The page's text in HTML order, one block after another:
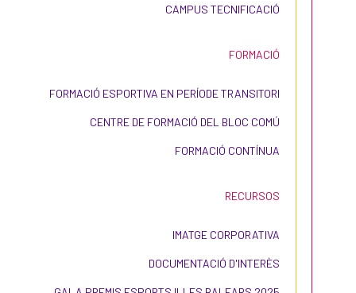
CAMPUS TECNIFICACIÓ
FORMACIÓ
FORMACIÓ ESPORTIVA EN PERÍODE TRANSITORI
CENTRE DE FORMACIÓ DEL BLOC COMÚ
FORMACIÓ CONTÍNUA
RECURSOS
IMATGE CORPORATIVA
DOCUMENTACIÓ D'INTERÈS